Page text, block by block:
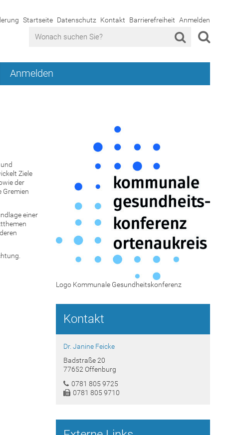
Startseite Datenschutz Kontakt Barrierefreiheit Anmelden
Anmelden
Ziele
der
Gremien
einer
Logo Kommunale Gesundheitskonferenz
Kontakt
Dr. Janine Feicke
Badstraße 20
77652 Offenburg
0781 805 9725
0781 805 9710